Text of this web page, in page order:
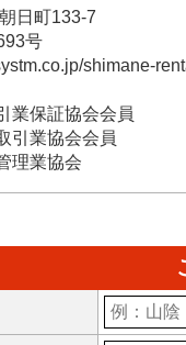
日町133-7
号
shimane-
業保証協会会員
引業協会会員
理業協会